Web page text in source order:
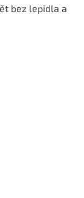
bez lepidla a